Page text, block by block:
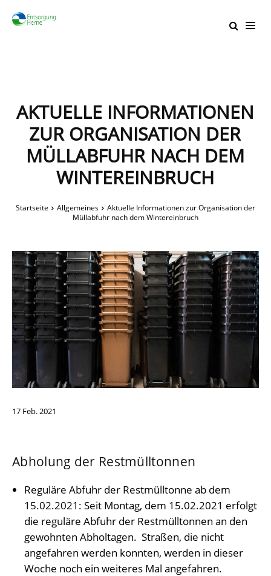
AKTUELLE INFORMATIONEN
ZUR ORGANISATION DER
MÜLLABFUHR NACH DEM
WINTEREINBRUCH
Startseite Allgemeines
Aktuelle Informationen zur Organisation der
Müllabfuhr nach dem Wintereinbruch
17 Feb.2021
Abholung der Restmülltonnen
Reguläre Abfuhr der Restmülltonne ab dem
15.02.2021: Seit Montag, dem 15.02.2021 erfolgt
die reguläre Abfuhr der Restmülltonnen an den
gewohnten Abholtagen. Straßen, die nicht
angefahren werden konnten, werden in dieser
Woche noch ein weiteres Mal angefahren.